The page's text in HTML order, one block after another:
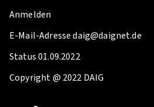
Anmelden
E-Mail-Adresse daig@daignet.de
Status 01.09.2022
Copyright @ 2022 DAIG